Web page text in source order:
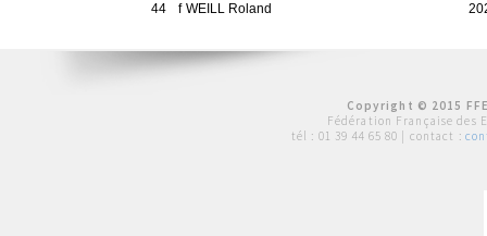
44
f WEILL Roland
Copyright © 2015
Fédération Française des
tél : 01 39 44 65 80 | contact :